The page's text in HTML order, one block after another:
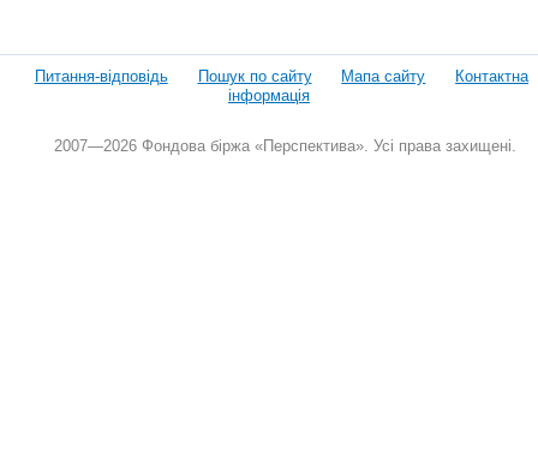
Питання-відповідь Пошук по сайту Мапа сайту
Контактна
інформація
2007—2026 Фондова біржа «Перспектива». Усі права захищені.